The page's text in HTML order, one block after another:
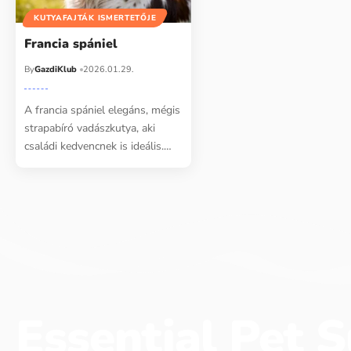
KUTYAFAJTÁK ISMERTETŐJE
Francia spániel
ByGazdiKlub 2026.01.29.
A francia spániel elegáns, mégis
strapabíró vadászkutya, aki
családi kedvencnek is ideális.…